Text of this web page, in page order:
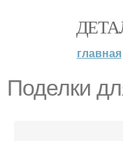
главная
Поделки